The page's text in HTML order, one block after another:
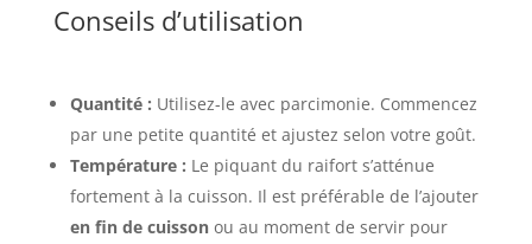
Conseils d’utilisation
Quantité : Utilisez-le avec parcimonie. Commencez
par une petite quantité et ajustez selon votre goût.
Température : Le piquant du raifort s’atténue
fortement à la cuisson. Il est préférable de l’ajouter
en fin de cuissonou au moment de servir pour